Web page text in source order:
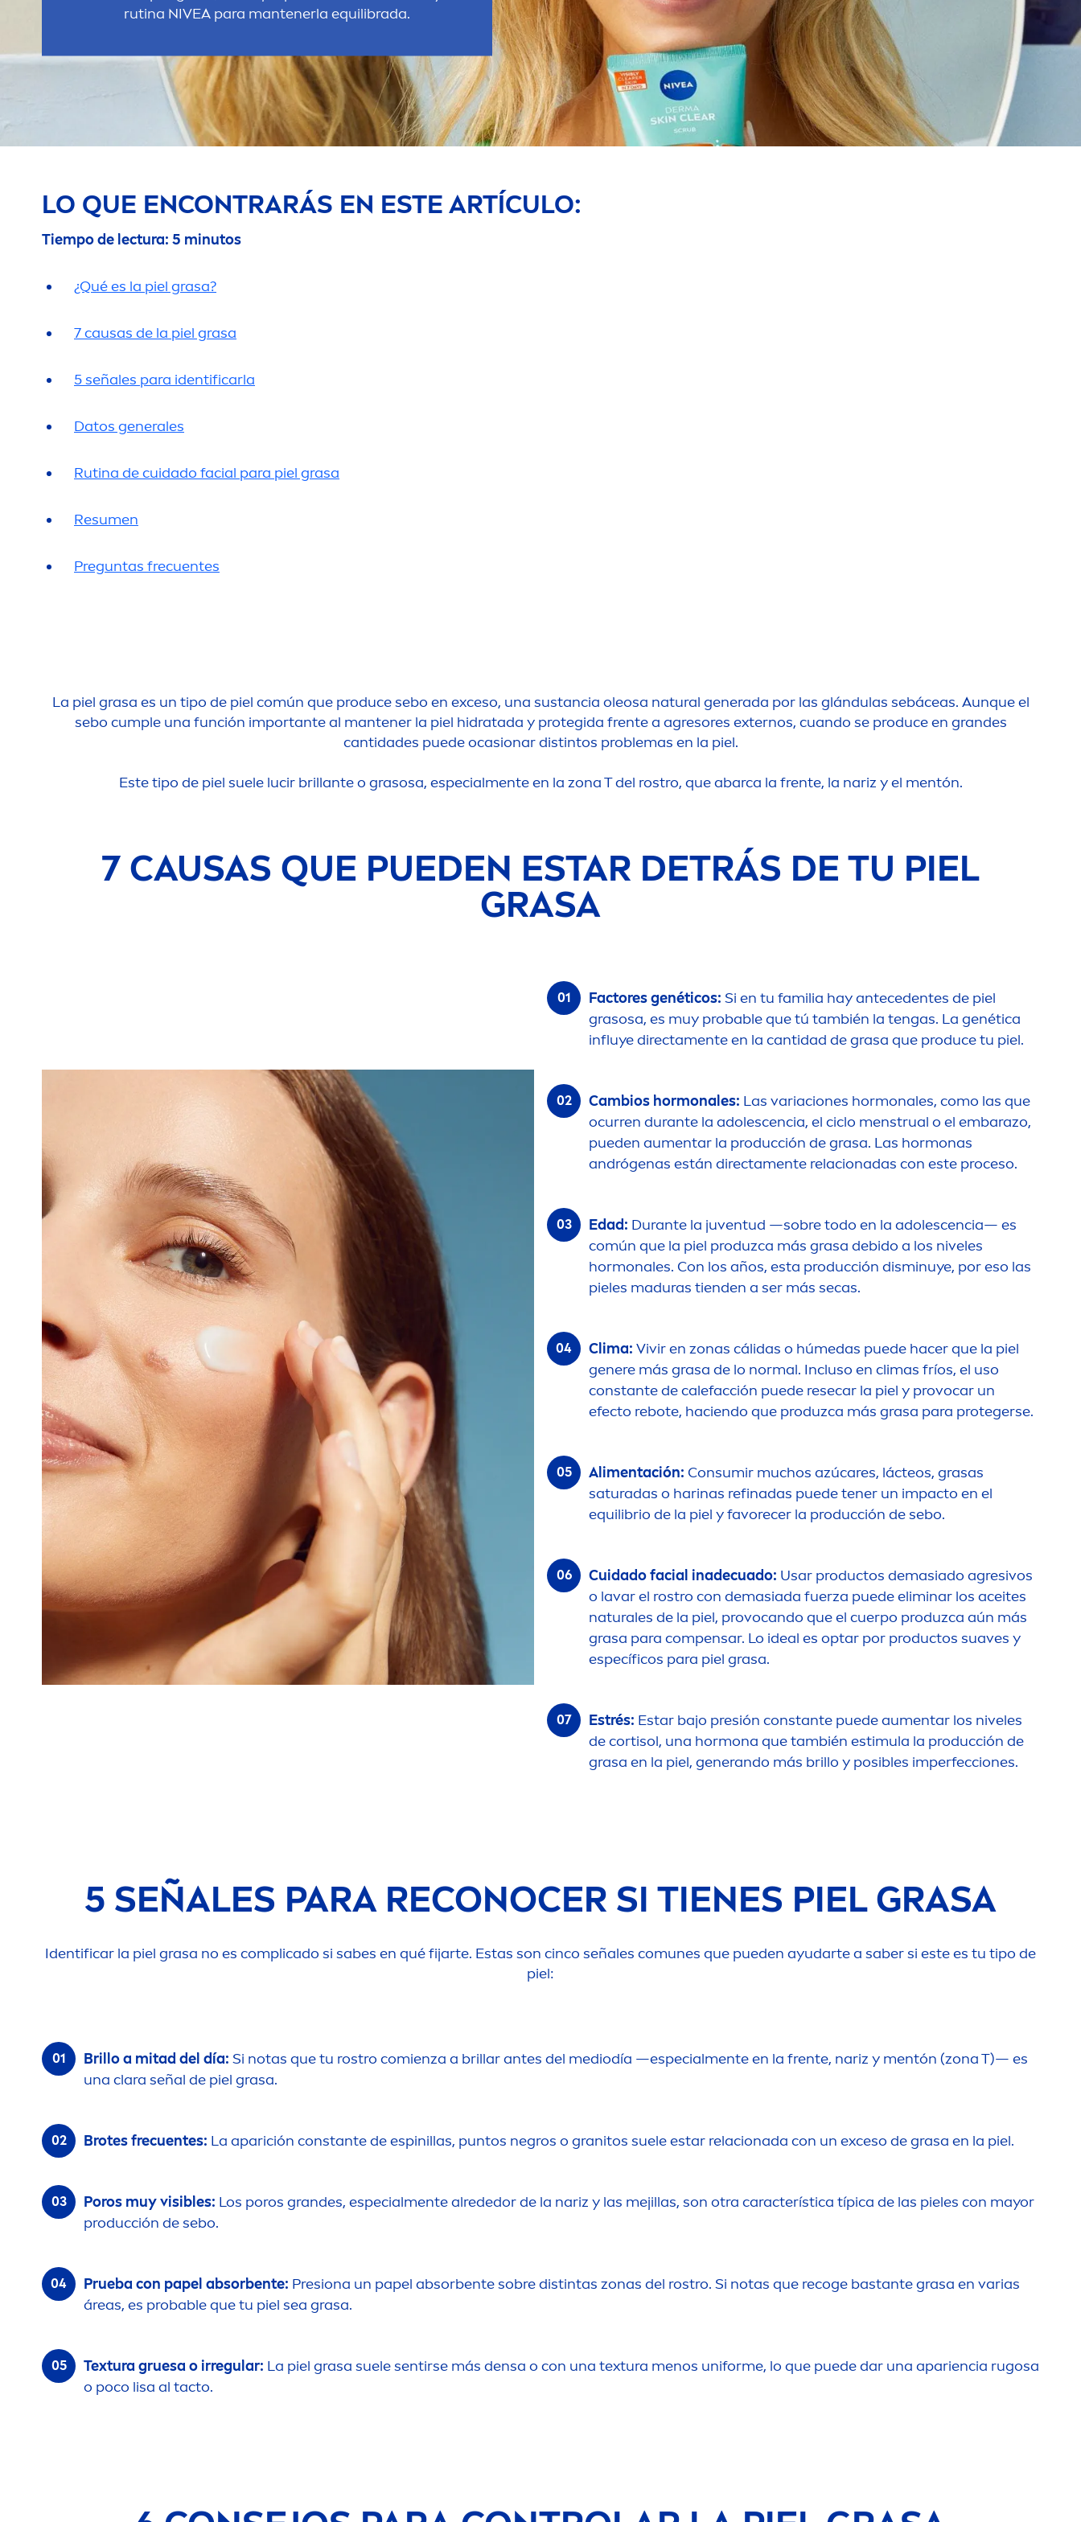
rutina NIVEA para mantenerla equilibrada.
LO QUE ENCONTRARÁS EN ESTE ARTÍCULO:
Tiempo de lectura: 5 minutos
¿Qué es la piel grasa?
7 causas de la piel grasa
5 señales para identificarla
Datos generales
Rutina de cuidado facial para piel grasa
Resumen
Preguntas frecuentes
La piel grasa es un tipo de piel común que produce sebo en exceso, una sustancia oleosa natural generada por las glándulas sebáceas. Aunque el
sebo cumple una función importante al mantener la piel hidratada y protegida frente a agresores externos, cuando se produce en grandes
cantidades puede ocasionar distintos problemas en la piel.
Este tipo de piel suele lucir brillante o grasosa, especialmente en la zona T del rostro, que abarca la frente, la nariz y el mentón.
7 CAUSAS QUE PUEDEN ESTAR DETRÁS DE TU PIEL
GRASA
Factores genéticos: Si en tu familia hay antecedentes de piel
grasosa, es muy probable que tú también la tengas. La genética
influye directamente en la cantidad de grasa que produce tu piel.
Cambios hormonales: Las variaciones hormonales, como las que
ocurren durante la adolescencia, el ciclo menstrual o el embarazo,
pueden aumentar la producción de grasa. Las hormonas
andrógenas están directamente relacionadas con este proceso.
Edad: Durante la juventud —sobre todo en la adolescencia— es
común que la piel produzca más grasa debido a los niveles
hormonales. Con los años, esta producción disminuye, por eso las
pieles maduras tienden a ser más secas.
Clima: Vivir en zonas cálidas o húmedas puede hacer que la piel
genere más grasa de lo normal. Incluso en climas fríos, el uso
constante de calefacción puede resecar la piel y provocar un
efecto rebote, haciendo que produzca más grasa para protegerse.
Alimentación: Consumir muchos azúcares, lácteos, grasas
saturadas o harinas refinadas puede tener un impacto en el
equilibrio de la piel y favorecer la producción de sebo.
Cuidado facial inadecuado: Usar productos demasiado agresivos
o lavar el rostro con demasiada fuerza puede eliminar los aceites
naturales de la piel, provocando que el cuerpo produzca aún más
grasa para compensar. Lo ideal es optar por productos suaves y
específicos para piel grasa.
Estrés: Estar bajo presión constante puede aumentar los niveles
de cortisol, una hormona que también estimula la producción de
grasa en la piel, generando más brillo y posibles imperfecciones.
5 SEÑALES PARA RECONOCER SI TIENES PIEL GRASA
Identificar la piel grasa no es complicado si sabes en qué fijarte. Estas son cinco señales comunes que pueden ayudarte a saber si este es tu tipo de
piel:
Brillo a mitad del día: Si notas que tu rostro comienza a brillar antes del mediodía —especialmente en la frente, nariz y mentón (zona T)— es
una clara señal de piel grasa.
Brotes frecuentes: La aparición constante de espinillas, puntos negros o granitos suele estar relacionada con un exceso de grasa en la piel.
Poros muy visibles: Los poros grandes, especialmente alrededor de la nariz y las mejillas, son otra característica típica de las pieles con mayor
producción de sebo.
Prueba con papel absorbente: Presiona un papel absorbente sobre distintas zonas del rostro. Si notas que recoge bastante grasa en varias
áreas, es probable que tu piel sea grasa.
Textura gruesa o irregular: La piel grasa suele sentirse más densa o con una textura menos uniforme, lo que puede dar una apariencia rugosa
o poco lisa al tacto.